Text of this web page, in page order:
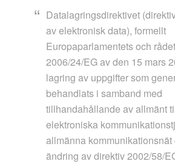
Datalagringsdirektivet
av elektronisk data), formellt
Europaparlamentets och
2006/24/EG av den 15 mars
lagring av uppgifter som
behandlats i samband med
tillhandahållande av allmänt
elektroniska
allmänna kommunikationsnät
ändring av direktiv 2002/58/